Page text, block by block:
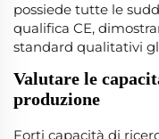
possiede tutte le
qualifica CE,
standard qualitativi
Valutare le
produzione
Forti capacità di